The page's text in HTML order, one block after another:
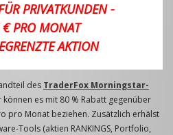
PRIVATKUNDEN -
PRO MONAT
AKTION
des TraderFox Morningstar-
können es mit 80 % Rabatt gegenüber
pro Monat beziehen. Zusätzlich erhälst
Tools (aktien RANKINGS, Portfolio,